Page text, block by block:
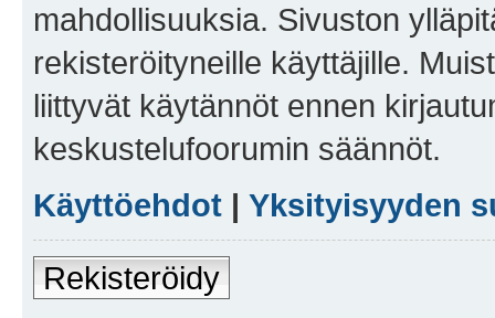
mahdollisuuksia. Sivuston
rekisteröityneille käyttäjille.
liittyvät käytännöt ennen
keskustelufoorumin säännöt.
Käyttöehdot | Yksityisyyden
Rekisteröidy